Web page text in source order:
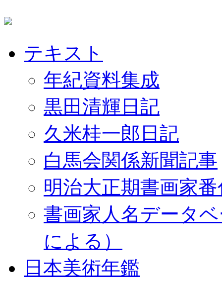
テキスト
年紀資料集成
黒田清輝日記
久米桂一郎日記
白馬会関係新聞記事
明治大正期書画家
書画家人名データ
による）
日本美術年鑑